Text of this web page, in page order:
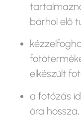
bárhol elő
elkészült
a fotózás
óra